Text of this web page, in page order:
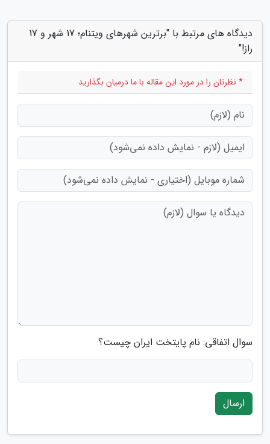
دیدگاه های مرتبط با "برترین شهرهای ویتنام؛ 17 شهر و 17
راز!"
* نظرتان را در مورد این مقاله با ما درمیان بگذارید
سوال اتفاقی: نام پایتخت ایران چیست؟
ارسال